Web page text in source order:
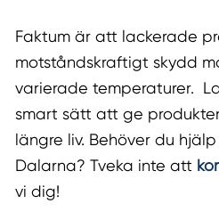
Faktum är att lackerade
motståndskraftigt skydd
varierade temperaturer.
smart sätt att ge
längre liv. Behöver du
Dalarna? Tveka inte att
vi dig!